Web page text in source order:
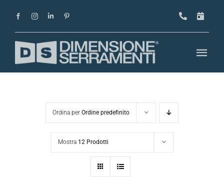
Ordina per Ordine predefinito
Mostra 12 Prodotti